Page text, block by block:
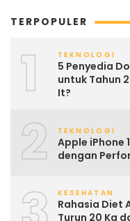
TERPOPULER
1 TEKNOLOGI
5 Penyedia
untuk Tahun
It?
2 TEKNOLOGI
Apple iPhone
dengan
KESEHATAN
Rahasia Diet
Turun 20 Kg